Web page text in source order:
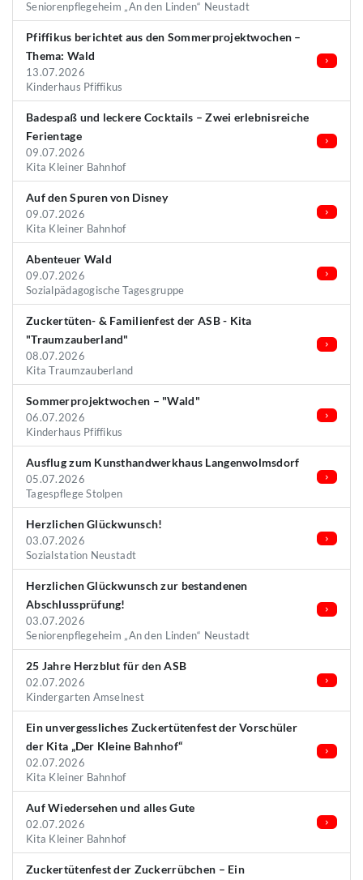
Seniorenpflegeheim „An den Linden“ Neustadt
Pfiffikus berichtet aus den Sommerprojektwochen –
Thema: Wald
13.07.2026
Kinderhaus Pfiffikus
Badespaß und leckere Cocktails – Zwei erlebnisreiche
Ferientage
09.07.2026
Kita Kleiner Bahnhof
Auf den Spuren von Disney
09.07.2026
Kita Kleiner Bahnhof
Abenteuer Wald
09.07.2026
Sozialpädagogische Tagesgruppe
Zuckertüten- & Familienfest der ASB - Kita
"Traumzauberland"
08.07.2026
Kita Traumzauberland
Sommerprojektwochen – "Wald"
06.07.2026
Kinderhaus Pfiffikus
Ausflug zum Kunsthandwerkhaus Langenwolmsdorf
05.07.2026
Tagespflege Stolpen
Herzlichen Glückwunsch!
03.07.2026
Sozialstation Neustadt
Herzlichen Glückwunsch zur bestandenen
Abschlussprüfung!
03.07.2026
Seniorenpflegeheim „An den Linden“ Neustadt
25 Jahre Herzblut für den ASB
02.07.2026
Kindergarten Amselnest
Ein unvergessliches Zuckertütenfest der Vorschüler
der Kita „Der Kleine Bahnhof“
02.07.2026
Kita Kleiner Bahnhof
Auf Wiedersehen und alles Gute
02.07.2026
Kita Kleiner Bahnhof
Zuckertütenfest der Zuckerrübchen – Ein